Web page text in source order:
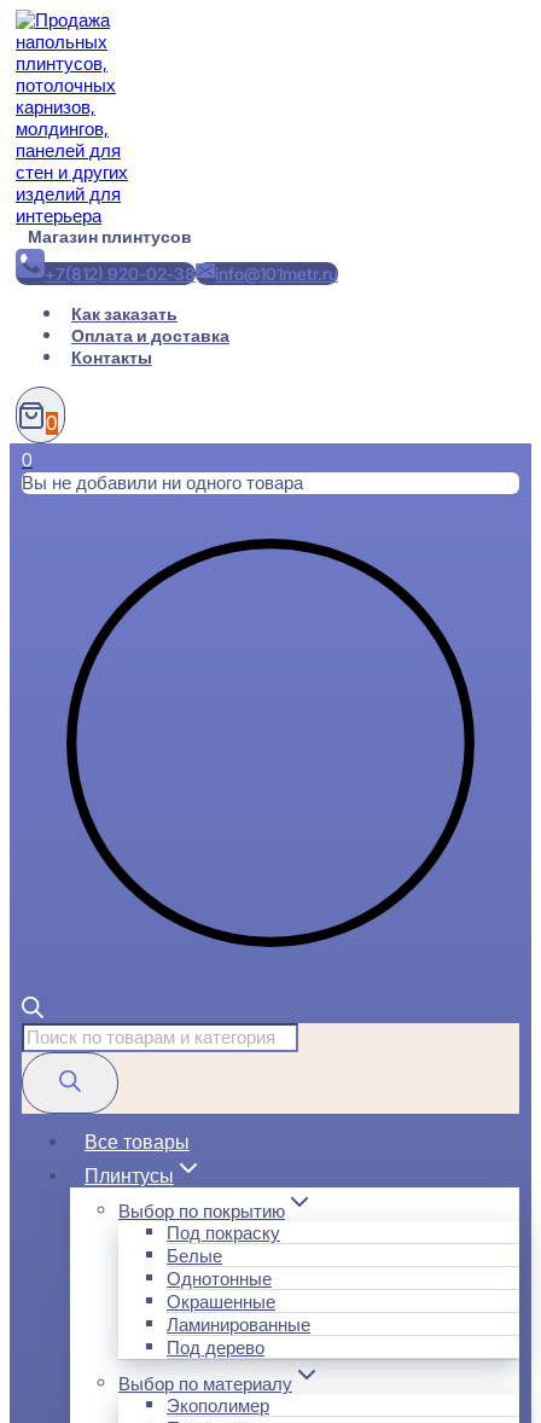
Перейти
содержимому
Магазин плинтусов
+7(812) 920-02-38
info@101metr.ru
Как заказать
Оплата и доставка
Контакты
0
0
Вы не добавили ни одного товара
Поиск
товаров
Все товары
Плинтусы
Выбор по покрытию
Под покраску
Белые
Однотонные
Окрашенные
Ламинированные
Под дерево
Выбор по материалу
Экополимер